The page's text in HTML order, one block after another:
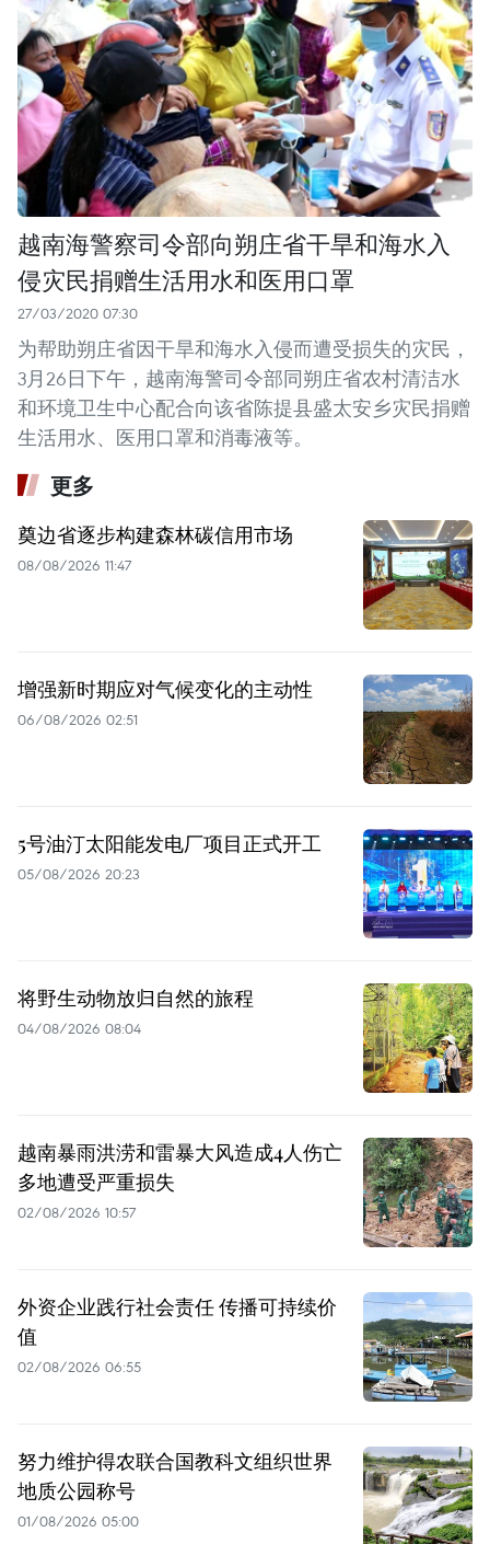
越南海警察司令部向朔庄省干旱和海水入
侵灾民捐赠生活用水和医用口罩
27/03/2020 07:30
为帮助朔庄省因干旱和海水入侵而遭受损失的灾民，
3月26日下午，越南海警司令部同朔庄省农村清洁水
和环境卫生中心配合向该省陈提县盛太安乡灾民捐赠
生活用水、医用口罩和消毒液等。
更多
奠边省逐步构建森林碳信用市场
08/08/2026 11:47
增强新时期应对气候变化的主动性
06/08/2026 02:51
5号油汀太阳能发电厂项目正式开工
05/08/2026 20:23
将野生动物放归自然的旅程
04/08/2026 08:04
越南暴雨洪涝和雷暴大风造成4人伤亡
多地遭受严重损失
02/08/2026 10:57
外资企业践行社会责任 传播可持续价
值
02/08/2026 06:55
努力维护得农联合国教科文组织世界
地质公园称号
01/08/2026 05:00